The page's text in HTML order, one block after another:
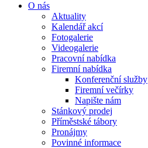
O nás
Aktuality
Kalendář akcí
Fotogalerie
Videogalerie
Pracovní nabídka
Firemní nabídka
Konferenční služby
Firemní večírky
Napište nám
Stánkový prodej
Příměstské tábory
Pronájmy
Povinné informace